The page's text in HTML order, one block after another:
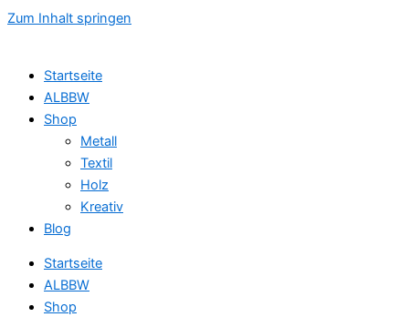
Zum Inhalt springen
Startseite
ALBBW
Shop
Metall
Textil
Holz
Kreativ
Blog
Startseite
ALBBW
Shop